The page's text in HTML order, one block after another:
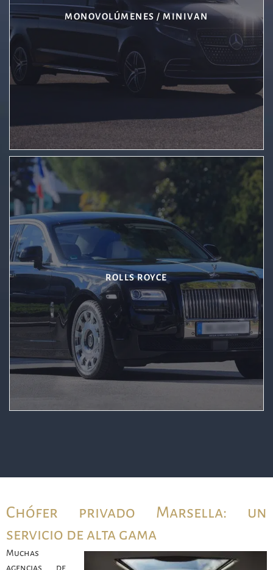
MONOVOLÚMENES / MINIVAN
ROLLS ROYCE
Chófer privado Marsella: un
servicio de alta gama
Muchas
agencias de